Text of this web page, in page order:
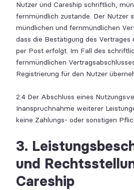
Nutzer und Careship schriftlich,
fernmündlich zustande. Der Nutzer
mündlichen und fernmündlichen
dass die Bestätigung des
per Post erfolgt. Im Fall des
fernmündlichen
Registrierung für den Nutzer
2.4 Der Abschluss eines
Inanspruchnahme weiterer
keine Zahlungs- oder sonstigen
3.
und
Careship